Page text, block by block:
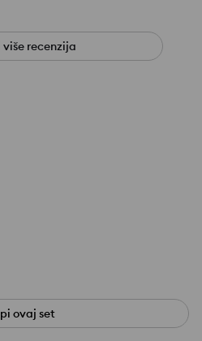
više recenzija
ovaj set